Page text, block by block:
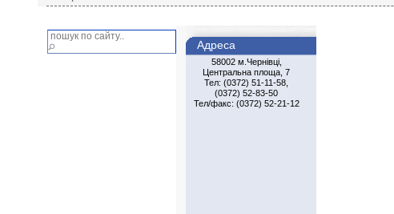
Адреса
58002 м.Чернiвцi,
Центральна площа, 7
Тел: (0372) 51-11-58,
(0372) 52-83-50
Тел/факс: (0372) 52-21-12